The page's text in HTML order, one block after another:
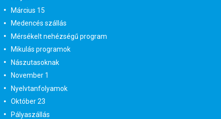
Március 15
Medencés szállás
Mérsékelt nehézségű program
Mikulás programok
Nászutasoknak
November 1
Nyelvtanfolyamok
Október 23
Pályaszállás